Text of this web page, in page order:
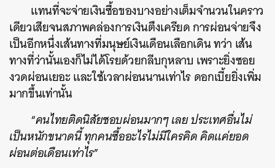
แทนที่จะจ่ายเงินซื้อของบางอย่างเต็มจำนวนในคราว
เดียวเสียจนสภาพคล่องการเงินตึงเครียด การผ่อนจ่ายจึง
เป็นอีกหนึ่งเส้นทางที่มนุษย์เงินเดือนเลือกเดิน ทว่า เส้น
ทางที่ว่านั้นเองก็ไม่ได้โรยด้วยกลีบกุหลาบ เพราะยิ่งซอย
งวดผ่อนเยอะ และใช้เวลาผ่อนนานเท่าไร ดอกเบี้ยยิ่งเพิ่ม
มากขึ้นเท่านั้น
“คนไทยติดนิสัยชอบผ่อนมากๆ เลย ประเทศอื่นไม่
เป็นหนักขนาดนี้ ทุกคนซื้ออะไรไม่มีใครคิด คิดแค่ยอด
ผ่อนต่อเดือนเท่าไร”